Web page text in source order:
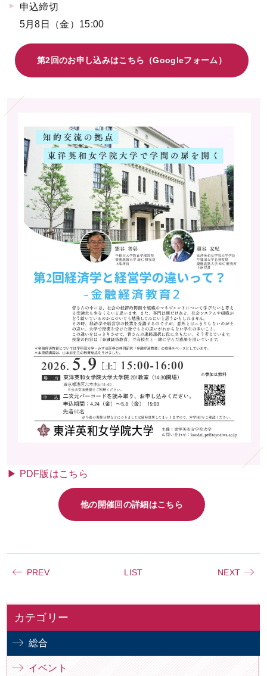
申込締切
5月8日（金）15:00
第2回のお申し込みはこちら（Googleフォーム）
▶ PDF版はこちら
他の開催回の詳細はこちら
PREV LIST NEXT
カテゴリー
総合
イベント